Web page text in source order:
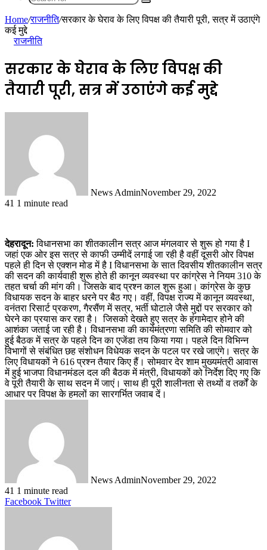
Search
for
Home/राजनीति/सरकार के घेराव के लिए विपक्ष की तैयारी पूरी, सत्र में उठाएंगे
कई मुद्दे
राजनीति
सरकार के घेराव के लिए विपक्ष की
तैयारी पूरी, सत्र में उठाएंगे कई मुद्दे
News AdminNovember 29, 2022
41 1 minute read
देहरादून:विधानसभा का शीतकालीन सत्र आज मंगलवार से शुरू हो गया है I
जहां एक ओर इस सत्र से काफी उम्मीदें लगाई जा रही है वहीं दूसरी ओर विपक्ष
पहले ही दिन से एक्शन मोड में है I विधानसभा के सात दिवसीय शीतकालीन सत्र
की सदन की कार्यवाही शुरू होते ही कानून व्यवस्था पर कांग्रेस ने नियम 310 के
तहत चर्चा की मांग की। जिसके बाद प्रश्न काल शुरू हुआ। कांग्रेस के कुछ
विधायक सदन के बाहर धरने पर बैठ गए। वहीं, विपक्ष राज्य में कानून व्यवस्था,
वनंतरा रिसार्ट प्रकरण, गैरसैंण में सत्र, भर्ती घोटाले जैसे मुद्दों पर सरकार को
घेरने का प्रयास कर रहा है। जिसको देखते हुए सत्र के हंगामेदार होने की
आशंका जताई जा रही है। विधानसभा की कार्यमंत्रणा समिति की सोमवार को
हुई बैठक में सत्र के पहले दिन का एजेंडा तय किया गया। पहले दिन विभिन्न
विभागों से संबंधित छह संशोधन विधेयक सदन के पटल पर रखे जाएंगे। सत्र के
लिए विधायकों ने 616 प्रश्न तैयार किए हैं। सोमवार देर शाम मुख्यमंत्री आवास
में हुई भाजपा विधानमंडल दल की बैठक में मंत्री, विधायकों को निर्देश दिए गए कि
वे पूरी तैयारी के साथ सदन में जाएं। साथ ही पूरी शालीनता से तथ्यों व तर्कों के
आधार पर विपक्ष के हमलों का सारगर्भित जवाब दें।
News AdminNovember 29, 2022
41 1 minute read
Facebook TwitterLinkedIn
Tumblr
Pinterest
Reddit
VKontakte
Share
Print